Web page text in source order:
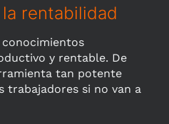
rentabilidad
y rentable. De
tan potente
trabajadores si no van a